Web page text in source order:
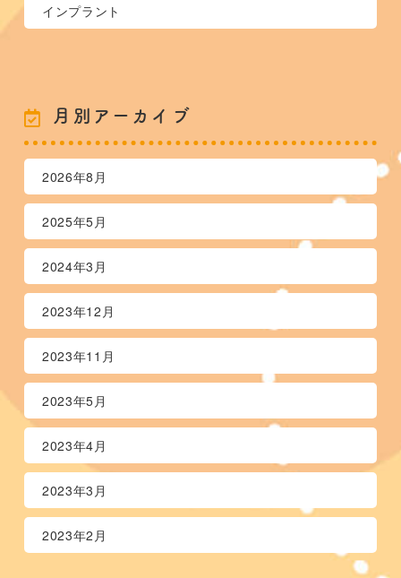
インプラント
月別アーカイブ
2026年8月
2025年5月
2024年3月
2023年12月
2023年11月
2023年5月
2023年4月
2023年3月
2023年2月